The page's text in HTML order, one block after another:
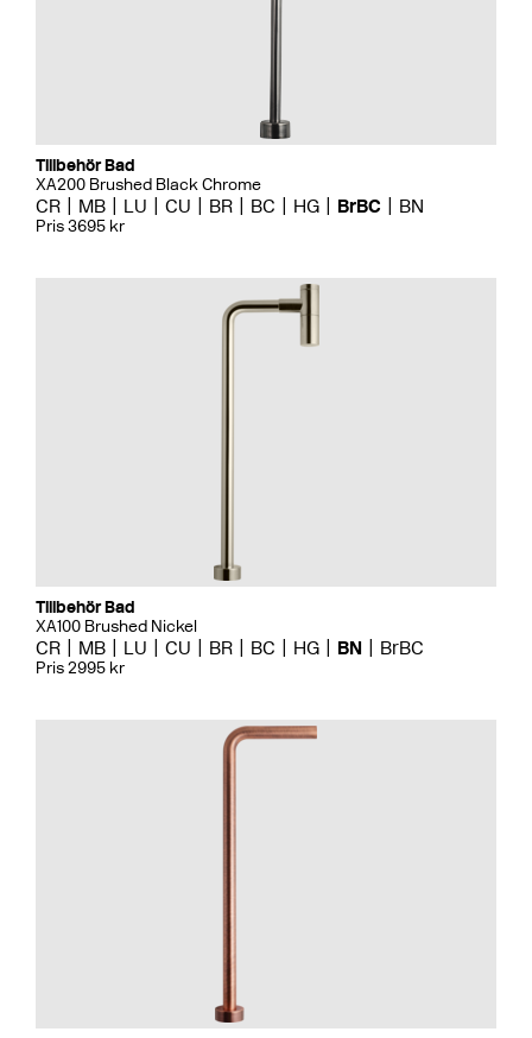
Tillbehör Bad
XA200 Brushed Black Chrome
CR MB LU CU BR BC HG BrBC BN
Pris 3695 kr
Tillbehör Bad
XA100 Brushed Nickel
CR MB LU CU BR BC HG BN BrBC
Pris 2995 kr